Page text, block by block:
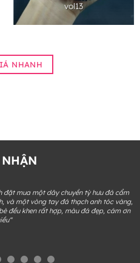
vol13
NHANH
đặt mua một dây chuyền tỳ hưu đá cẩm
và một vòng tay đá thạch anh tóc vàng,
đều khen rất hợp, màu đá đẹp, cám ơn